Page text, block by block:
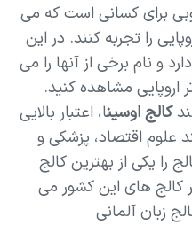
برای کسانی است که می
را تجربه کنند. در این
و نام برخی از آنها را می
دانشگاه برتر اروپایی مشاهده کنید.
کالج اوسینا، اعتبار بالایی
علوم اقتصاد، پزشکی و
را یکی از بهترین کالج
کالج های این کشور می
زبان آلمانی